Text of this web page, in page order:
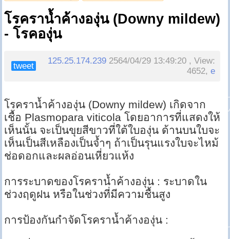
โรคราน้ำค้างองุ่น (Downy mildew)
- โรคองุ่น
tweet
125.25.174.239 2564/04/29 13:49:20 , View:
4652,e
โรคราน้ำค้างองุ่น (Downy mildew) เกิดจาก
เชื้อ Plasmopara viticola โดยอาการที่แสดงให้
เห็นนั้น จะเป็นขุยสีขาวที่ใต้ใบองุ่น ด้านบนใบจะ
เห็นเป็นสีเหลืองเป็นจ้ำๆ ถ้าเป็นรุนแรงใบจะไหม้
ช่อดอกและผลอ่อนเหี่ยวแห้ง
การระบาดของโรคราน้ำค้างองุ่น : ระบาดใน
ช่วงฤดูฝน หรือในช่วงที่มีความชื้นสูง
การป้องกันกำจัดโรคราน้ำค้างองุ่น :